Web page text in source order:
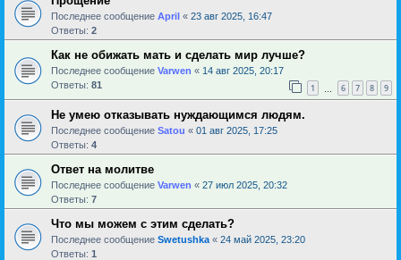
Последнее сообщение April « 23 авг 2025, 16:47
Ответы: 2
Как не обижать мать и сделать мир лучше?
Последнее сообщение Varwen « 14 авг 2025, 20:17
Ответы: 81 1 6 7 8 9
Не умею отказывать нуждающимся людям.
Последнее сообщение Satou « 01 авг 2025, 17:25
Ответы: 4
Ответ на молитве
Последнее сообщение Varwen « 27 июл 2025, 20:32
Ответы: 7
Что мы можем с этим сделать?
Последнее сообщение Swetushka « 24 май 2025, 23:20
Ответы: 1